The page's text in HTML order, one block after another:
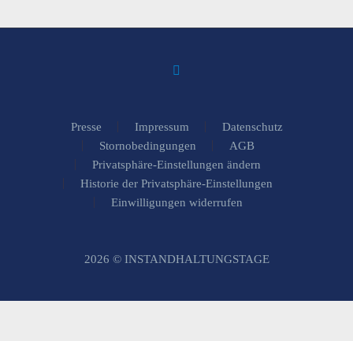
Presse Impressum
Datenschutz
Stornobedingungen
AGB
Privatsphäre-Einstellungen ändern
Historie der Privatsphäre-Einstellungen
Einwilligungen widerrufen
2026 © INSTANDHALTUNGSTAGE